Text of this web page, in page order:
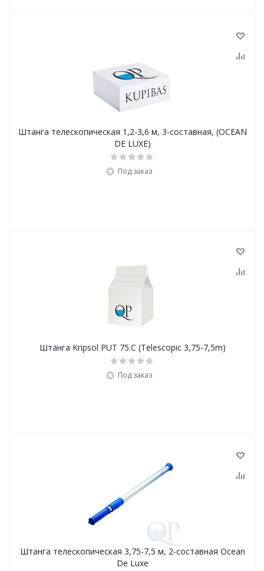
Штанга телескопическая 1,2-3,6 м, 3-составная, (OCEAN
DE LUXE)
Под заказ
Штанга Kripsol PUT 75.C (Telescopic 3,75-7,5m)
Под заказ
Штанга телескопическая 3,75-7,5 м, 2-составная Ocean
De Luxe